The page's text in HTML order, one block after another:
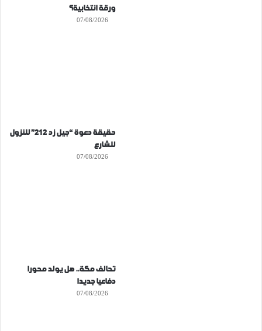
ورقة انتخابية؟
07/08/2026
حقيقة دعوة “جيل زد 212” للنزول
للشارع
07/08/2026
تحالف مكة.. هل يولد محورا
دفاعيا جديدا
07/08/2026